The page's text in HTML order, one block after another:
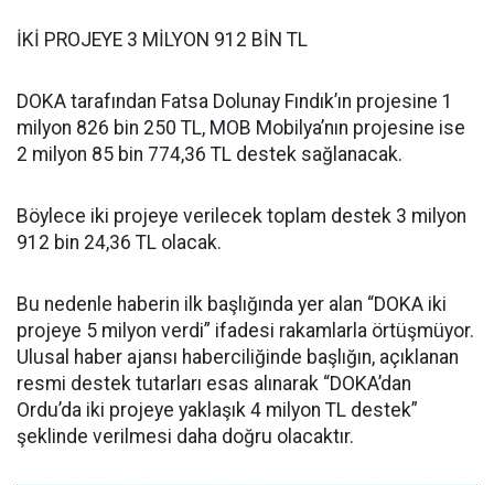
İKİ PROJEYE 3 MİLYON 912 BİN TL
DOKA tarafından Fatsa Dolunay Fındık’ın projesine 1
milyon 826 bin 250 TL, MOB Mobilya’nın projesine ise
2 milyon 85 bin 774,36 TL destek sağlanacak.
Böylece iki projeye verilecek toplam destek 3 milyon
912 bin 24,36 TL olacak.
Bu nedenle haberin ilk başlığında yer alan “DOKA iki
projeye 5 milyon verdi” ifadesi rakamlarla örtüşmüyor.
Ulusal haber ajansı haberciliğinde başlığın, açıklanan
resmi destek tutarları esas alınarak “DOKA’dan
Ordu’da iki projeye yaklaşık 4 milyon TL destek”
şeklinde verilmesi daha doğru olacaktır.